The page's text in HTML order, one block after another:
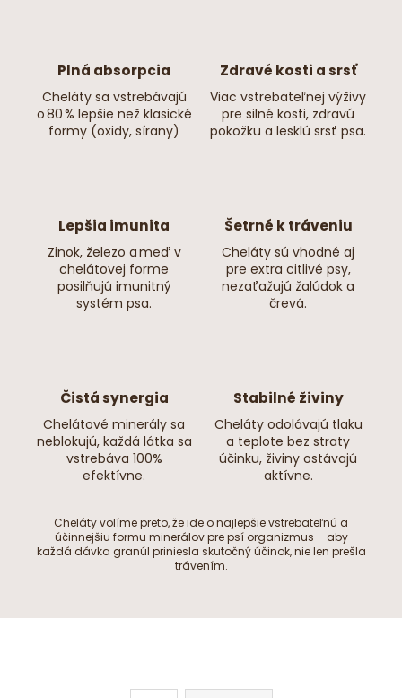
Plná absorpcia
Cheláty sa vstrebávajú
o 80 % lepšie než klasické
formy (oxidy, sírany)
Zdravé kosti a srsť
Viac vstrebateľnej výživy
pre silné kosti, zdravú
pokožku a lesklú srsť psa.
Lepšia imunita
Zinok, železo a meď v
chelátovej forme
posilňujú imunitný
systém psa.
Šetrné k tráveniu
Cheláty sú vhodné aj
pre extra citlivé psy,
nezaťažujú žalúdok a
črevá.
Čistá synergia
Chelátové minerály sa
neblokujú, každá látka sa
vstrebáva 100%
efektívne.
Stabilné živiny
Cheláty odolávajú tlaku
a teplote bez straty
účinku, živiny ostávajú
aktívne.
Cheláty volíme preto, že ide o najlepšie vstrebateľnú a
účinnejšiu formu minerálov pre psí organizmus – aby
každá dávka granúl priniesla skutočný účinok, nie len prešla
trávením.